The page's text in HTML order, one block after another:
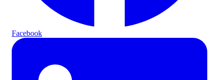
Facebook